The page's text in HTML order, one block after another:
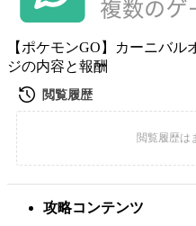
【ポケモンGO】カーニバ
ジの内容と報酬
攻略コンテンツ